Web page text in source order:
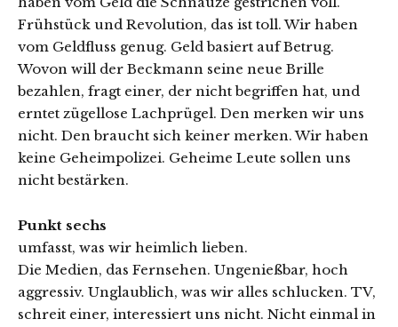
Frühstück und Revolution, das ist toll. Wir haben
vom Geldfluss genug. Geld basiert auf Betrug.
Wovon will der Beckmann seine neue Brille
bezahlen, fragt einer, der nicht begriffen hat, und
erntet zügellose Lachprügel. Den merken wir uns
nicht. Den braucht sich keiner merken. Wir haben
keine Geheimpolizei. Geheime Leute sollen uns
nicht bestärken.
Punkt sechs
umfasst, was wir heimlich lieben.
Die Medien, das Fernsehen. Ungenießbar, hoch
aggressiv. Unglaublich, was wir alles schlucken. TV,
schreit einer, interessiert uns nicht. Nicht einmal in